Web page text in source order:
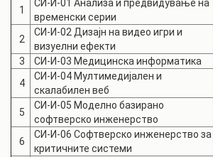
1
СИ-И-01 Анализа и предвидување на
временски серии
2
СИ-И-02 Дизајн на видео игри и
визуелни ефекти
3
СИ-И-03 Медицинска информатика
4
СИ-И-04 Мултимедијален и
скалабилен веб
5
СИ-И-05 Моделно базирано
софтверско инженерство
6
СИ-И-06 Софтверско инженерство за
критичните системи